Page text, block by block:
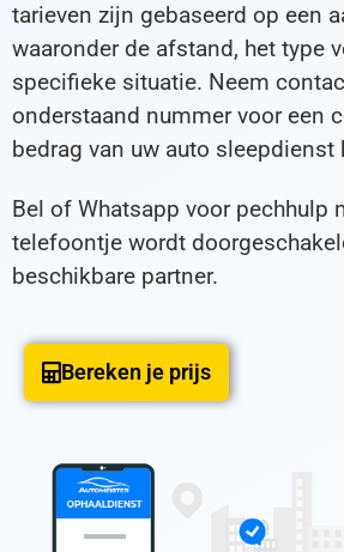
tarieven zijn gebaseerd op een
waaronder de afstand, het type
specifieke situatie. Neem
onderstaand nummer voor een
bedrag van uw auto sleepdienst
Bel of Whatsapp voor pechhulp
telefoontje wordt
beschikbare partner.
Bereken je prijs